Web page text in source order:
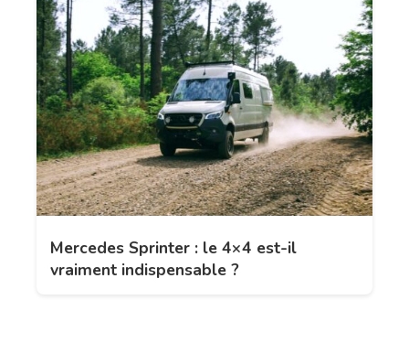
Mercedes Sprinter : le 4×4 est-il
vraiment indispensable ?